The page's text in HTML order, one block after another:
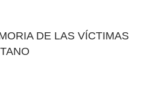
DE LAS VÍCTIMAS